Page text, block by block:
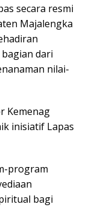
secara resmi
Majalengka
dari
nilai-
Kemenag
inisiatif Lapas
program
bagi